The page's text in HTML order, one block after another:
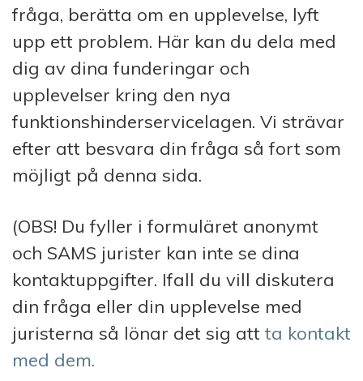
fråga, berätta om en upplevelse, lyft
upp ett problem. Här kan du dela med
dig av dina funderingar och
upplevelser kring den nya
funktionshinderservicelagen. Vi strävar
efter att besvara din fråga så fort som
möjligt på denna sida.
(OBS! Du fyller i formuläret anonymt
och SAMS jurister kan inte se dina
kontaktuppgifter. Ifall du vill diskutera
din fråga eller din upplevelse med
juristerna så lönar det sig attta kontakt
med dem.